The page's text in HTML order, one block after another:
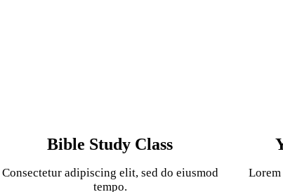
Bible Study Class
Consectetur adipiscing elit, sed do eiusmod
tempo.